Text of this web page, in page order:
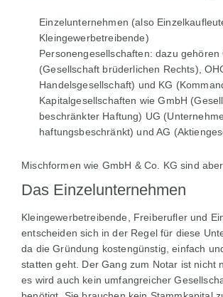
Einzelunternehmen (also
Kleingewerbetreibende)
Personengesellschaften: dazu gehören
(Gesellschaft brüderlichen Rechts),
Handelsgesellschaft) und KG
Kapitalgesellschaften wie GmbH
beschränkter Haftung) UG
haftungsbeschränkt) und AG
Mischformen wie GmbH & Co. KG sind
Das Einzelunternehmen
Kleingewerbetreibende, Freiberufler und
entscheiden sich in der Regel für diese
da die Gründung kostengünstig, einfach
statten geht. Der Gang zum Notar ist nicht
es wird auch kein umfangreicher